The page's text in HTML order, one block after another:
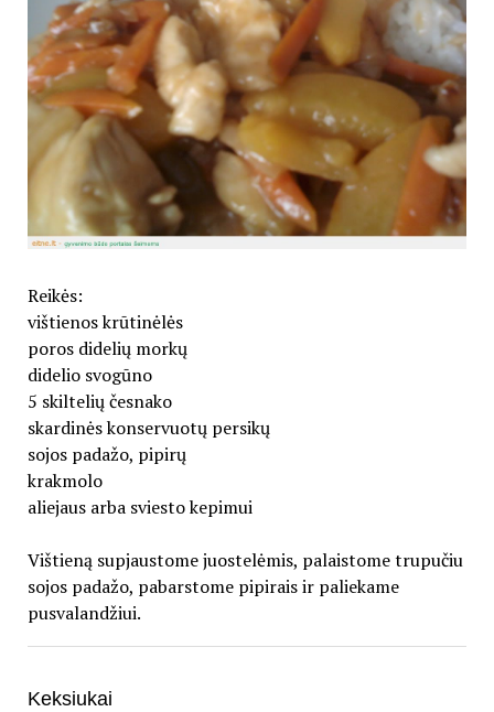
Reikės:
vištienos krūtinėlės
poros didelių morkų
didelio svogūno
5 skiltelių česnako
skardinės konservuotų persikų
sojos padažo, pipirų
krakmolo
aliejaus arba sviesto kepimui
Vištieną supjaustome juostelėmis, palaistome trupučiu
sojos padažo, pabarstome pipirais ir paliekame
pusvalandžiui.
Keksiukai